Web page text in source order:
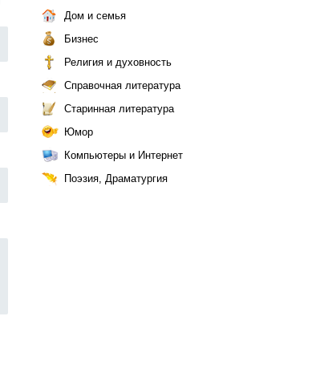
Дом и семья
Бизнес
Религия и духовность
Справочная литература
Старинная литература
Юмор
Компьютеры и Интернет
Поэзия, Драматургия